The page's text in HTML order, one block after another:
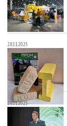
28.11.2025
28.11.2025